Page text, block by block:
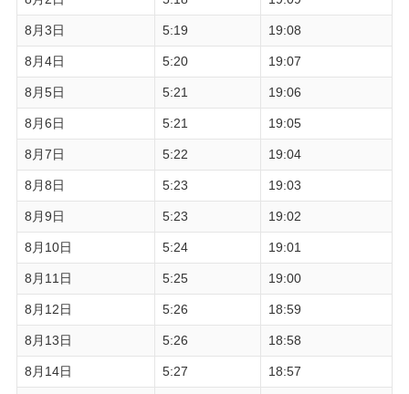
8月3日 5:19 19:08
8月4日 5:20 19:07
8月5日 5:21 19:06
8月6日 5:21 19:05
8月7日 5:22 19:04
8月8日 5:23 19:03
8月9日 5:23 19:02
8月10日 5:24 19:01
8月11日 5:25 19:00
8月12日 5:26 18:59
8月13日 5:26 18:58
8月14日 5:27 18:57